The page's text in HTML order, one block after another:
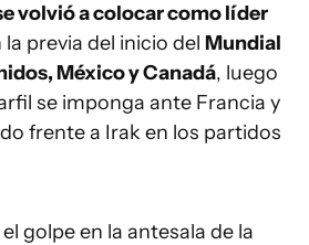
volvió a colocar como líder
la previa del inicio del Mundial
México y Canadá, luego
se imponga ante Francia y
frente a Irak en los partidos
golpe en la antesala de la